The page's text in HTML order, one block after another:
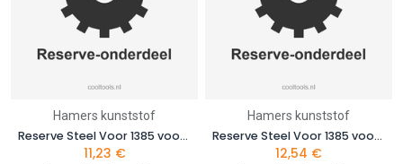
Hamers kunststof
Reserve Steel Voor 1385 voor 1385MR 1000
11,23 €
Hamers kunststof
Reserve Steel Voor 1385 voor 1385MR 1500
12,54 €